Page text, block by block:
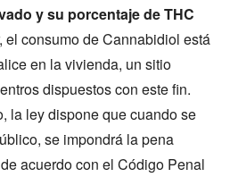
y su porcentaje de THC
el consumo de Cannabidiol está
en la vivienda, un sitio
dispuestos con este fin.
la ley dispone que cuando se
se impondrá la pena
acuerdo con el Código Penal